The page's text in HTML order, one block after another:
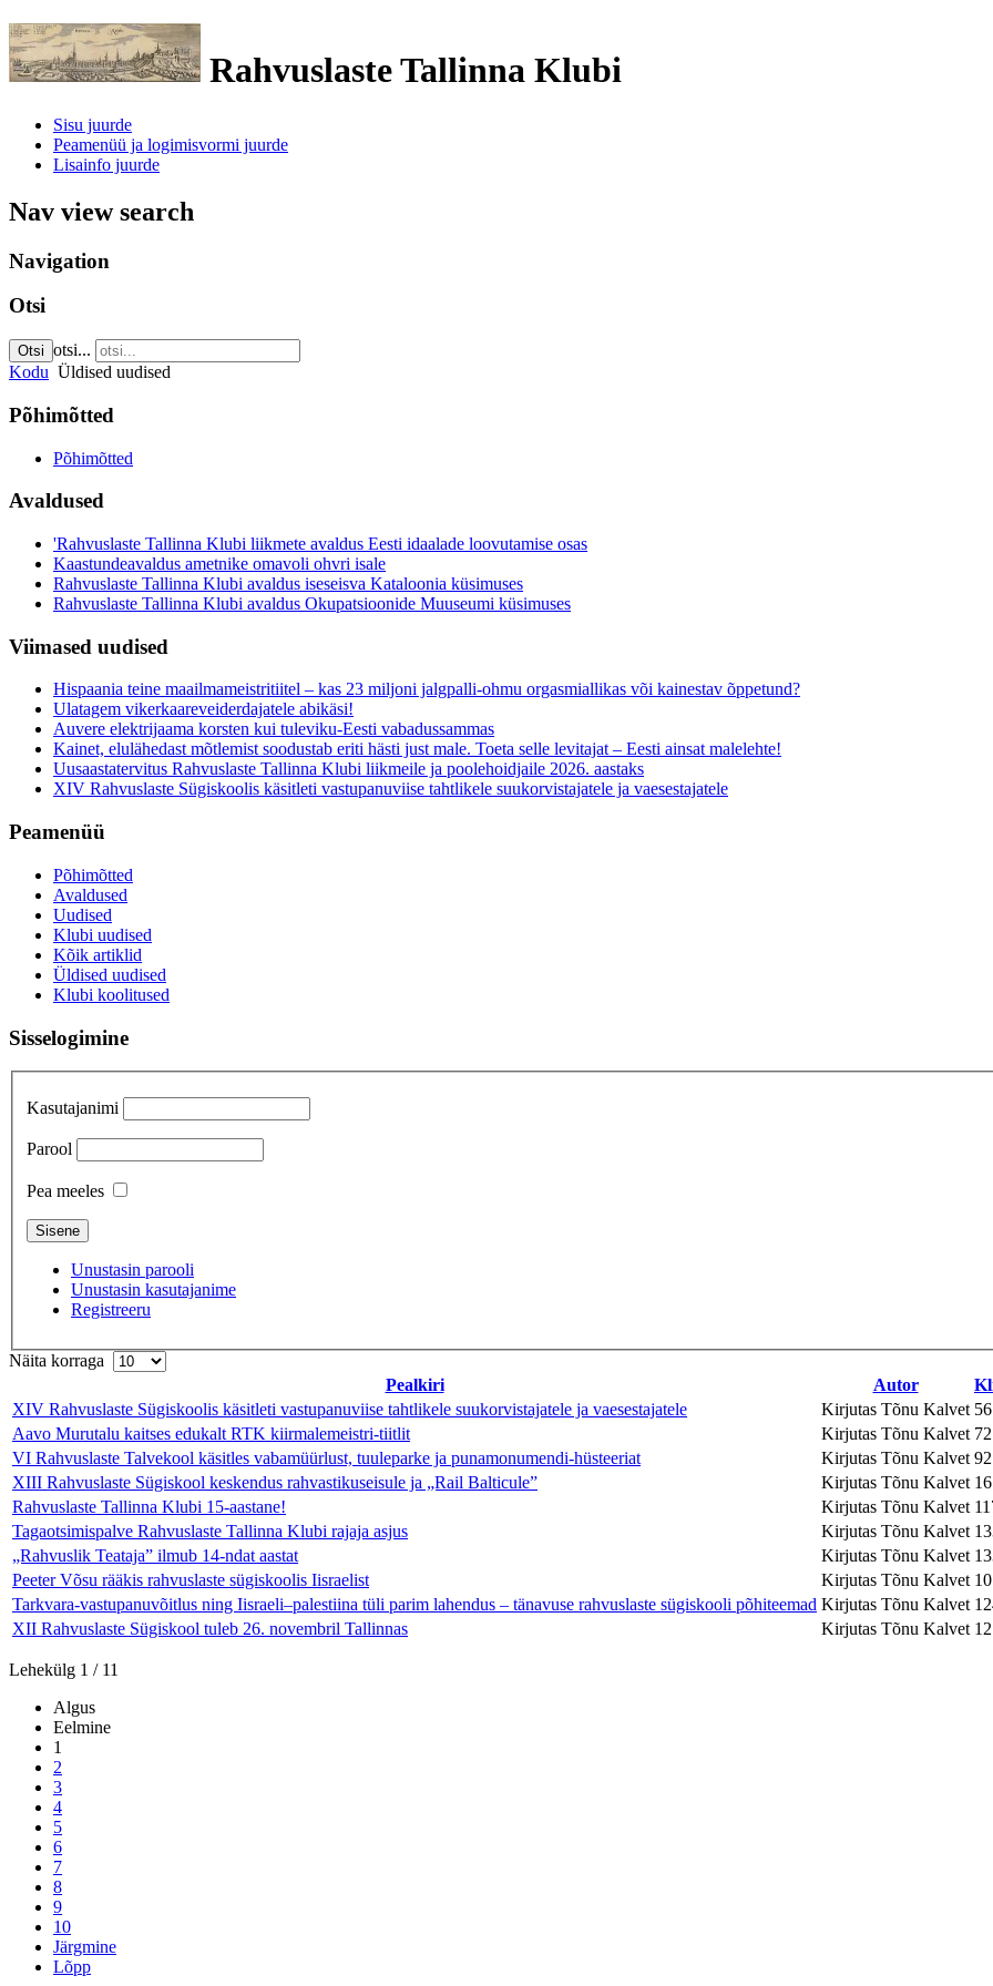
Rahvuslaste Tallinna Klubi
Sisu juurde
Peamenüü ja logimisvormi juurde
Lisainfo juurde
Nav view search
Navigation
Otsi
Otsi otsi...
Kodu Üldised uudised
Põhimõtted
Põhimõtted
Avaldused
'Rahvuslaste Tallinna Klubi liikmete avaldus Eesti idaalade loovutamise osas
Kaastundeavaldus ametnike omavoli ohvri isale
Rahvuslaste Tallinna Klubi avaldus iseseisva Kataloonia küsimuses
Rahvuslaste Tallinna Klubi avaldus Okupatsioonide Muuseumi küsimuses
Viimased uudised
Hispaania teine maailmameistritiitel – kas 23 miljoni jalgpalli-ohmu orgasmiallikas või kainestav õppetund?
Ulatagem vikerkaareveiderdajatele abikäsi!
Auvere elektrijaama korsten kui tuleviku-Eesti vabadussammas
Kainet, elulähedast mõtlemist soodustab eriti hästi just male. Toeta selle levitajat – Eesti ainsat malelehte!
Uusaastatervitus Rahvuslaste Tallinna Klubi liikmeile ja poolehoidjaile 2026. aastaks
XIV Rahvuslaste Sügiskoolis käsitleti vastupanuviise tahtlikele suukorvistajatele ja vaesestajatele
Peamenüü
Põhimõtted
Avaldused
Uudised
Klubi uudised
Kõik artiklid
Üldised uudised
Klubi koolitused
Sisselogimine
Kasutajanimi
Parool
Pea meeles
Unustasin parooli
Unustasin kasutajanime
Registreeru
Näita korraga
Pealkiri
Autor
XIV Rahvuslaste Sügiskoolis käsitleti vastupanuviise tahtlikele suukorvistajatele ja vaesestajatele
Kirjutas Tõnu Kalvet
Aavo Murutalu kaitses edukalt RTK kiirmalemeistri-tiitlit
Kirjutas Tõnu Kalvet
VI Rahvuslaste Talvekool käsitles vabamüürlust, tuuleparke ja punamonumendi-hüsteeriat
Kirjutas Tõnu Kalvet
XIII Rahvuslaste Sügiskool keskendus rahvastikuseisule ja „Rail Balticule”
Kirjutas Tõnu Kalvet
Rahvuslaste Tallinna Klubi 15-aastane!
Kirjutas Tõnu Kalvet
Tagaotsimispalve Rahvuslaste Tallinna Klubi rajaja asjus
Kirjutas Tõnu Kalvet
„Rahvuslik Teataja” ilmub 14-ndat aastat
Kirjutas Tõnu Kalvet
Peeter Võsu rääkis rahvuslaste sügiskoolis Iisraelist
Kirjutas Tõnu Kalvet
Tarkvara-vastupanuvõitlus ning Iisraeli–palestiina tüli parim lahendus – tänavuse rahvuslaste sügiskooli põhiteemad Kirjutas Tõnu Kalvet
XII Rahvuslaste Sügiskool tuleb 26. novembril Tallinnas
Kirjutas Tõnu Kalvet
Lehekülg 1 / 11
Algus
Eelmine
1
2
3
4
5
6
7
8
9
10
Järgmine
Lõpp